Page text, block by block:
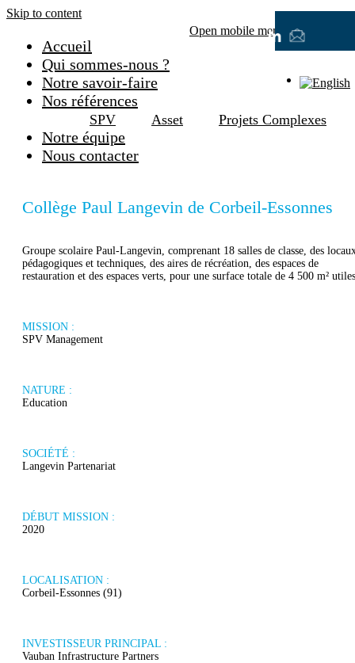
Skip to content
Accueil
Qui sommes-nous ?
Notre savoir-faire
Nos références
SPV Asset Projets Complexes
Notre équipe
Nous contacter
Open mobile menu Close mobile
Collège Paul Langevin de Corbeil-Essonnes
Groupe scolaire Paul-Langevin, comprenant 18 salles de classe, des
pédagogiques et techniques, des aires de récréation, des espaces de
restauration et des espaces verts, pour une surface totale de 4 500 m²
MISSION :
SPV Management
NATURE :
Education
SOCIÉTÉ :
Langevin Partenariat
DÉBUT MISSION :
2020
LOCALISATION :
Corbeil-Essonnes (91)
INVESTISSEUR PRINCIPAL :
Vauban Infrastructure Partners